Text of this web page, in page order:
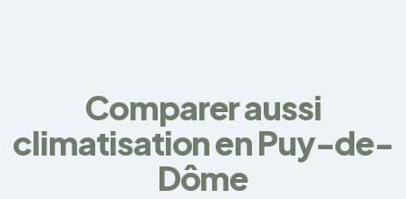
Comparer aussi
climatisation en Puy-de-
Dôme